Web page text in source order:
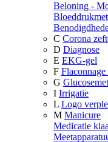
Beloning -
C Corona
D Diagnose
E EKG-gel
F Flaconnage
G
I Irrigatie
L Logo
M Manicure
Medicatie